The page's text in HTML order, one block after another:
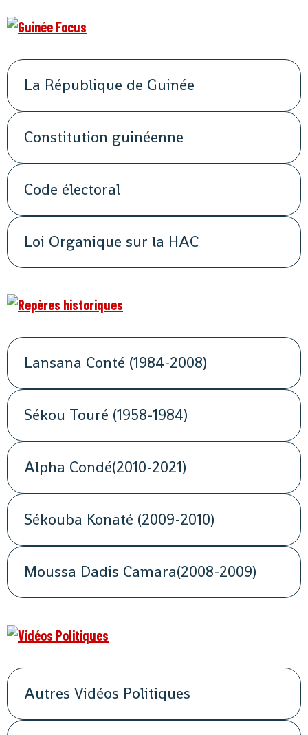
La République de Guinée
Constitution guinéenne
Code électoral
Loi Organique sur la HAC
Lansana Conté (1984-2008)
Sékou Touré (1958-1984)
Alpha Condé(2010-2021)
Sékouba Konaté (2009-2010)
Moussa Dadis Camara(2008-2009)
Autres Vidéos Politiques